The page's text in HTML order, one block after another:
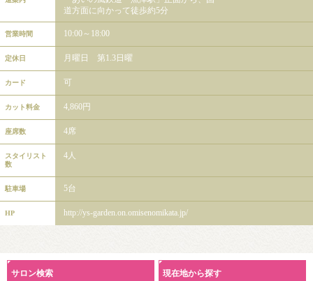
道方面に向かって徒歩約5分
営業時間 10:00～18:00
定休日 月曜日 第1.3日曜
カード 可
カット料金 4,860円
座席数 4席
スタイリスト
数
4人
駐車場 5台
HP http://ys-garden.on.omisenomikata.jp/
サロン検索 現在地から探す